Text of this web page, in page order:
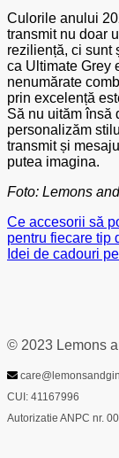
Culorile anului
transmit nu doar
reziliență, ci sunt
ca Ultimate Grey
nenumărate
prin excelență
Să nu uităm însă
personalizăm
transmit și
putea imagina.
Foto: Lemons
Ce accesorii să
pentru fiecare tip
Idei de cadouri
© 2023 Lemons
CUI: 41167996
Autorizatie ANPC nr.